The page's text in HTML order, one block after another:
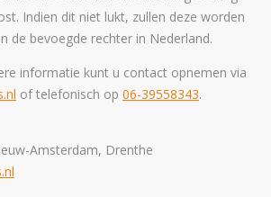
Indien dit niet lukt, zullen deze worden
de bevoegde rechter in Nederland.
informatie kunt u contact opnemen via
of telefonisch op 06-39558343.
Amsterdam, Drenthe